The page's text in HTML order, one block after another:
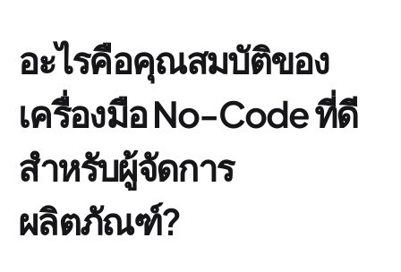
อะไรคือคุณสมบัติของ
เครื่องมือ No-Code ที่ดี
สำหรับผู้จัดการ
ผลิตภัณฑ์?